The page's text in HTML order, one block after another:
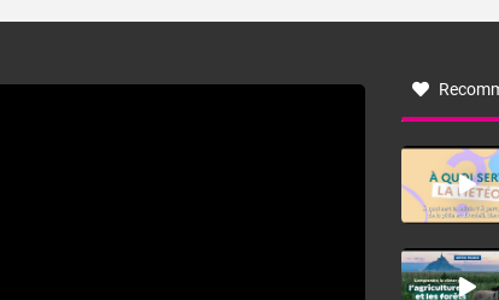
à nord-ouest, dans un secteur qui part du Roussillon à la
monts, en allusion aux régions montagneuses d’où